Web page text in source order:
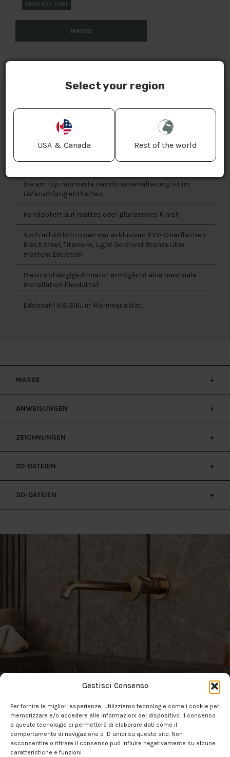
Gestisci Consenso
Per fornire le migliori esperienze, utilizziamo tecnologie come i cookie per
memorizzare e/o accedere alle informazioni del dispositivo. Il consenso
a queste tecnologie ci permetterà di elaborare dati come il
comportamento di navigazione o ID unici su questo sito. Non
acconsentire o ritirare il consenso può influire negativamente su alcune
caratteristiche e funzioni.
STAINLESS STEEL
MASSE
MERKMALE
Einhebelmischer mit Handbrause
Die am Top montierte Handbrausehalterung ist im
Lieferumfang enthalten
Handpoliert auf mattes oder glänzendes Finish
Auch erhältlich in den vier exklusiven PVD-Oberflächen
Black Steel, Titanium, Light Gold und Bronze über
mattem Edelstahl
Die unabhängige Armatur ermöglicht eine maximale
Installation Flexibilität
Edelstahl AISI316L in Marinequalität.
MASSE
ANWEISUNGEN
ZEICHNUNGEN
2D-DATEIEN
3D-DATEIEN
Select your region
USA & Canada Rest of the world